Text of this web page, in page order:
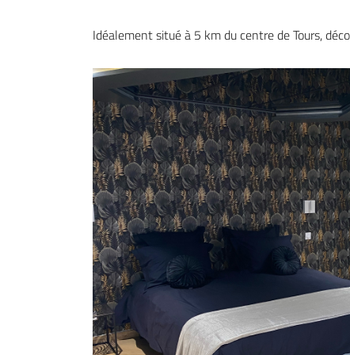
Idéalement situé à 5 km du centre de Tours,